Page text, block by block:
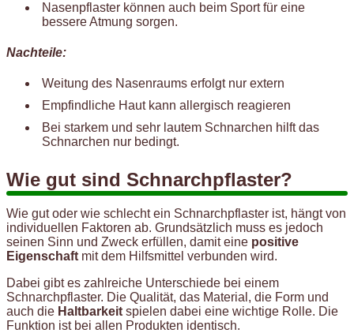
Nasenpflaster können auch beim Sport für eine
bessere Atmung sorgen.
Nachteile:
Weitung des Nasenraums erfolgt nur extern
Empfindliche Haut kann allergisch reagieren
Bei starkem und sehr lautem Schnarchen hilft das
Schnarchen nur bedingt.
Wie gut sind Schnarchpflaster?
Wie gut oder wie schlecht ein Schnarchpflaster ist, hängt von
individuellen Faktoren ab. Grundsätzlich muss es jedoch
seinen Sinn und Zweck erfüllen, damit eine positive
Eigenschaft mit dem Hilfsmittel verbunden wird.
Dabei gibt es zahlreiche Unterschiede bei einem
Schnarchpflaster. Die Qualität, das Material, die Form und
auch die Haltbarkeit spielen dabei eine wichtige Rolle. Die
Funktion ist bei allen Produkten identisch.